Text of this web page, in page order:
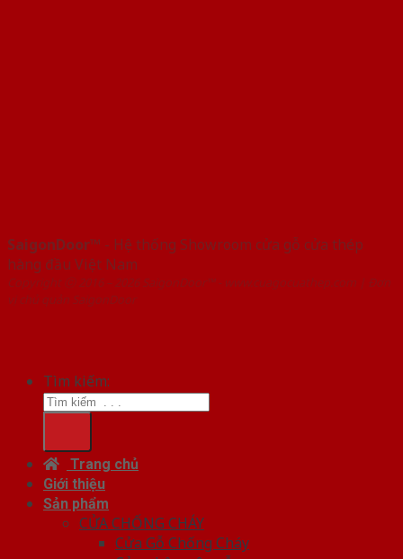
SaigonDoor™ - Hệ thống Showroom cửa gỗ cửa thép
hàng đầu Việt Nam
Copyright ⓒ 2016 – 2026 SaigonDoor™ - www.cuagocuathep.com | Đơn
vị chủ quản SaigonDoor
Tìm kiếm:
Trang chủ
Giới thiệu
Sản phẩm
CỬA CHỐNG CHÁY
Cửa Gỗ Chống Cháy